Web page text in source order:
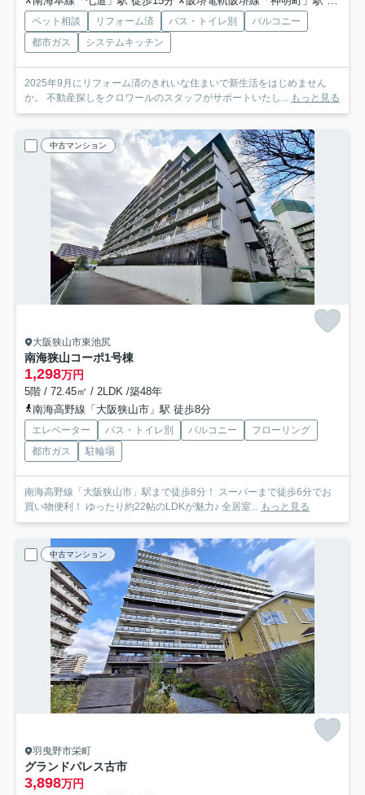
ペット相談 リフォーム済 バス・トイレ別
バルコニー
都市ガス
システムキッチン
2025年9月にリフォーム済のきれいな住まいで新生活をはじめません
か。 不動産探しをクロワールのスタッフがサポートいたし... もっと見る
中古マンション
大阪狭山市東池尻
南海狭山コーポ1号棟
1,298万円
5階 / 72.45㎡ / 2LDK /築48年
南海高野線「大阪狭山市」駅 徒歩8分
エレベーター バス・トイレ別 バルコニー
フローリング
都市ガス
駐輪場
南海高野線「大阪狭山市」駅まで徒歩8分！ スーパーまで徒歩6分でお
買い物便利！ ゆったり約22帖のLDKが魅力♪ 全居室... もっと見る
中古マンション
羽曳野市栄町
グランドパレス古市
3,898万円